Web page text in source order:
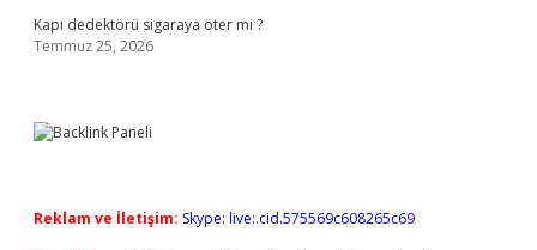
Kapı dedektörü sigaraya öter mi ?
Temmuz 25, 2026
Reklam ve İletişim: Skype: live:.cid.575569c608265c69